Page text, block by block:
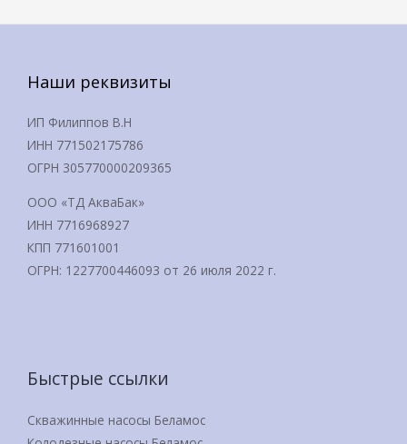
Наши реквизиты
ИП Филиппов В.Н
ИНН 771502175786
ОГРН 305770000209365
ООО «ТД АкваБак»
ИНН 7716968927
КПП 771601001
ОГРН: 1227700446093 от 26 июля 2022 г.
Быстрые ссылки
Скважинные насосы Беламос